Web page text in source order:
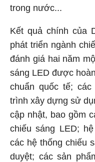
trong nước...
Kết quả chính của
phát triển ngành
đánh giá hai năm
sáng LED được
chuẩn quốc tế;
trình xây dựng sử
cập nhật, bao gồm
chiếu sáng LED;
các hệ thống chiếu
duyệt; các sản